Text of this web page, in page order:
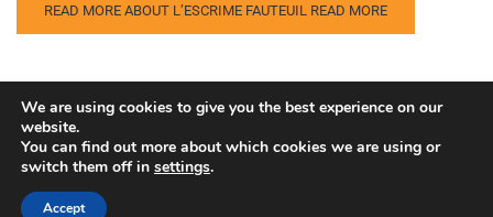
READ MORE ABOUT L’ESCRIME FAUTEUIL READ MORE
Copyright © Euroopa Kosmoseagentuur. Kõik õigused
kaitstud.
We are using cookies to give you the best experience on our
website.
You can find out more about which cookies we are using or
switch them off in settings.
Accept